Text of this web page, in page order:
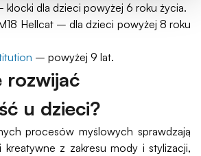
klocki dla dzieci powyżej 6 roku życia.
Hellcat – dla dzieci powyżej 8 roku
– powyżej 9 lat.
rozwijać
u dzieci?
procesów myślowych sprawdzają
kreatywne z zakresu mody i stylizacji,